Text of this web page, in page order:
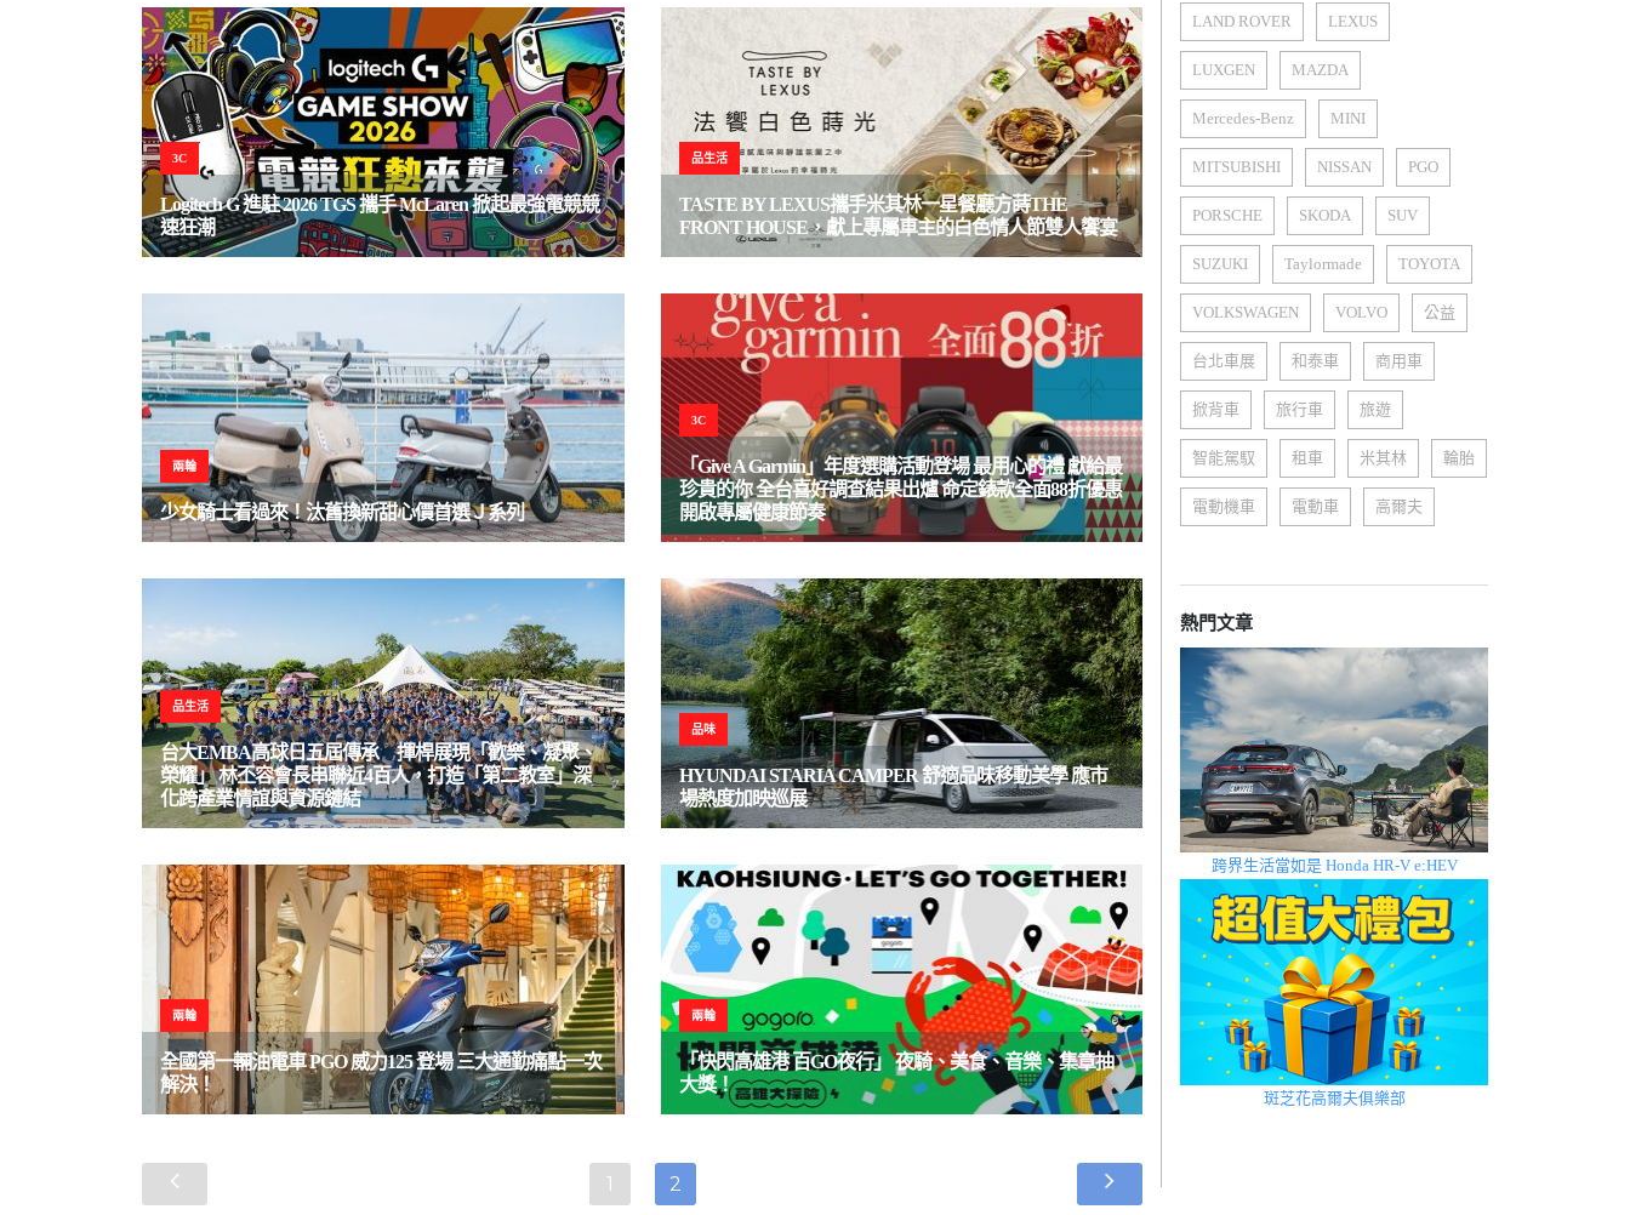
3C
Logitech G 進駐 2026 TGS 攜手 McLaren 掀起最強電競競
速狂潮
品生活
TASTE BY LEXUS攜手米其林一星餐廳方蒔THE
FRONT HOUSE，獻上專屬車主的白色情人節雙人饗宴
兩輪
少女騎士看過來！汰舊換新甜心價首選Ｊ系列
3C
「Give A Garmin」年度選購活動登場 最用心的禮 獻給最
珍貴的你 全台喜好調查結果出爐 命定錶款全面88折優惠
開啟專屬健康節奏
品生活
台大EMBA高球日五屆傳承 揮桿展現「歡樂、凝聚、
榮耀」 林丕容會長串聯近4百人，打造「第二教室」深
化跨產業情誼與資源鏈結
品味
HYUNDAI STARIA CAMPER 舒適品味移動美學 應市
場熱度加映巡展
兩輪
全國第一輛油電車 PGO 威力125 登場 三大通勤痛點一次
解決！
兩輪
「快閃高雄港 百GO夜行」 夜騎、美食、音樂、集章抽
大獎！
1 2
LAND ROVER LEXUS
LUXGEN MAZDA
Mercedes-Benz MINI
MITSUBISHI NISSAN PGO
PORSCHE SKODA SUV
SUZUKI Taylormade TOYOTA
VOLKSWAGEN VOLVO 公益
台北車展 和泰車 商用車
掀背車 旅行車 旅遊
智能駕馭 租車 米其林 輪胎
電動機車 電動車 高爾夫
熱門文章
跨界生活當如是 Honda HR-V e:HEV
斑芝花高爾夫俱樂部